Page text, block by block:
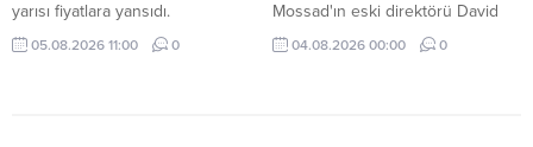
yarısı fiyatlara yansıdı.
05.08.2026 11:00 0
Mossad'ın eski direktörü David
Barnea, ABD'li savunma şirketi
Ondas'ın Yönetim Kurulu Başkanı
04.08.2026 00:00 0